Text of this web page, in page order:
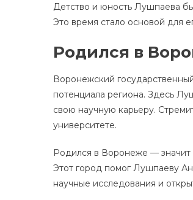
Детство и юность Лушпаева
Это время стало основой для
Родился в
Воронежский
потенциала региона. Здесь
свою научную карьеру.
университете.
Родился в Воронеже — значит
Этот город помог Лушпаеву
научные исследования и